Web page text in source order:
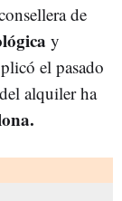
de
y
el pasado
alquiler ha